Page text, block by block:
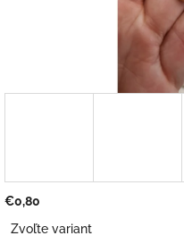
€0,80
cena:
Zvoľte variant